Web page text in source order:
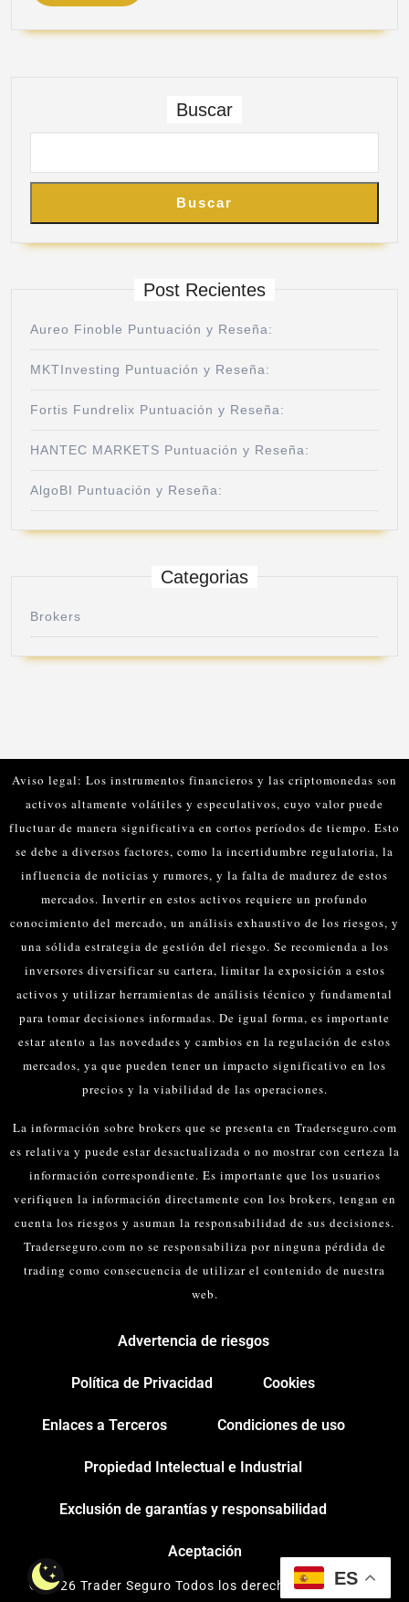
Buscar
Buscar
Post Recientes
Aureo Finoble Puntuación y Reseña:
MKTInvesting Puntuación y Reseña:
Fortis Fundrelix Puntuación y Reseña:
HANTEC MARKETS Puntuación y Reseña:
AlgoBI Puntuación y Reseña:
Categorias
Brokers
Aviso legal: Los instrumentos financieros y las criptomonedas son
activos altamente volátiles y especulativos, cuyo valor puede
fluctuar de manera significativa en cortos períodos de tiempo. Esto
se debe a diversos factores, como la incertidumbre regulatoria, la
influencia de noticias y rumores, y la falta de madurez de estos
mercados. Invertir en estos activos requiere un profundo
conocimiento del mercado, un análisis exhaustivo de los riesgos, y
una sólida estrategia de gestión del riesgo. Se recomienda a los
inversores diversificar su cartera, limitar la exposición a estos
activos y utilizar herramientas de análisis técnico y fundamental
para tomar decisiones informadas. De igual forma, es importante
estar atento a las novedades y cambios en la regulación de estos
mercados, ya que pueden tener un impacto significativo en los
precios y la viabilidad de las operaciones.
La información sobre brokers que se presenta en Traderseguro.com
es relativa y puede estar desactualizada o no mostrar con certeza la
información correspondiente. Es importante que los usuarios
verifiquen la información directamente con los brokers, tengan en
cuenta los riesgos y asuman la responsabilidad de sus decisiones.
Traderseguro.com no se responsabiliza por ninguna pérdida de
trading como consecuencia de utilizar el contenido de nuestra
web.
Advertencia de riesgos
Política de Privacidad Cookies
Enlaces a Terceros Condiciones de uso
Propiedad Intelectual e Industrial
Exclusión de garantías y responsabilidad
Aceptación
© 2026 Trader Seguro Todos los derechos reservados.
ES